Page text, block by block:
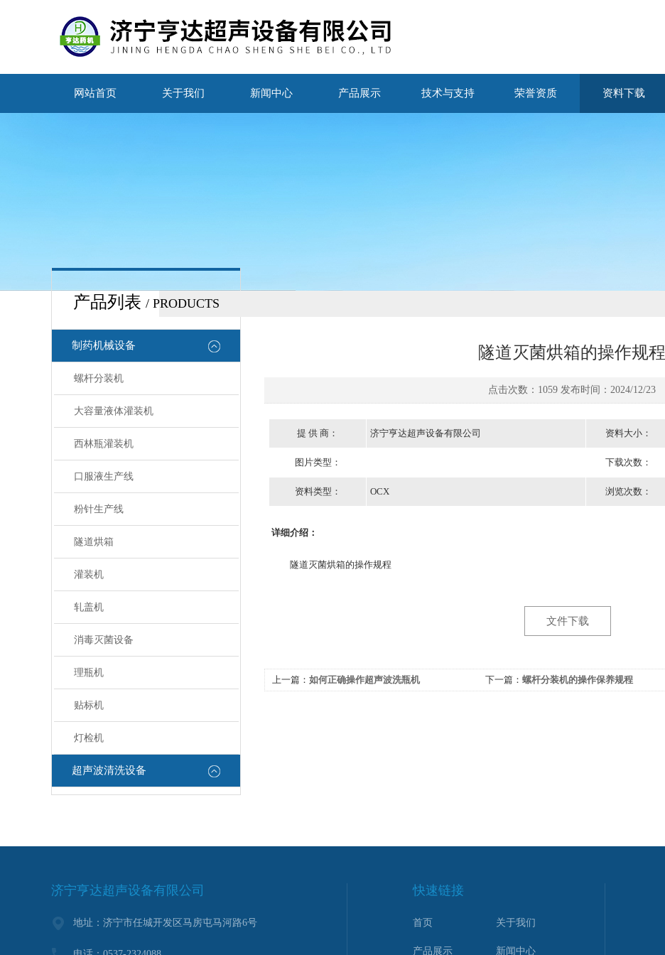
网站首页 关于我们 新闻中心 产品展示 技术与支持 荣誉资质 资料下载
产品列表 / PRODUCTS
制药机械设备
螺杆分装机
大容量液体灌装机
西林瓶灌装机
口服液生产线
粉针生产线
隧道烘箱
灌装机
轧盖机
消毒灭菌设备
理瓶机
贴标机
灯检机
超声波清洗设备
隧道灭菌烘箱的操作规程
点击次数：1059 发布时间：2024/12/23
提 供 商： 济宁亨达超声设备有限公司 资料大小：
图片类型： 下载次数：
资料类型： OCX 浏览次数：
详细介绍：
隧道灭菌烘箱的操作规程
文件下载
上一篇： 如何正确操作超声波洗瓶机 下一篇： 螺杆分装机的操作保养规程
济宁亨达超声设备有限公司
地址：济宁市任城开发区马房屯马河路6号
快速链接
首页 关于我们
产品展示 新闻中心